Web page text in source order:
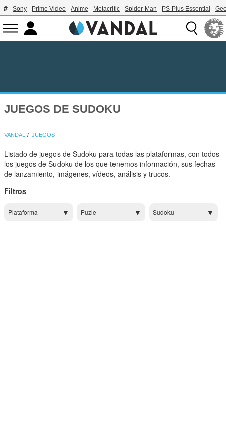
Sony Prime Video Anime Metacritic Spider-Man PS Plus Essential
JUEGOS DE SUDOKU
VANDAL JUEGOS
Listado de juegos de Sudoku para todas las plataformas, con todos
los juegos de Sudoku de los que tenemos información, sus fechas
de lanzamiento, imágenes, vídeos, análisis y trucos.
Filtros
Plataforma Puzle Sudoku